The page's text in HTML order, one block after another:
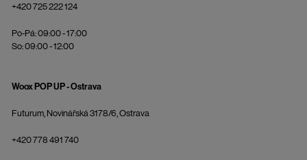
+420 725 222 124
Po-Pá: 09:00 - 17:00
So: 09:00 - 12:00
Woox POP UP - Ostrava
Futurum, Novinářská 3178/6, Ostrava
+420 778 491 740